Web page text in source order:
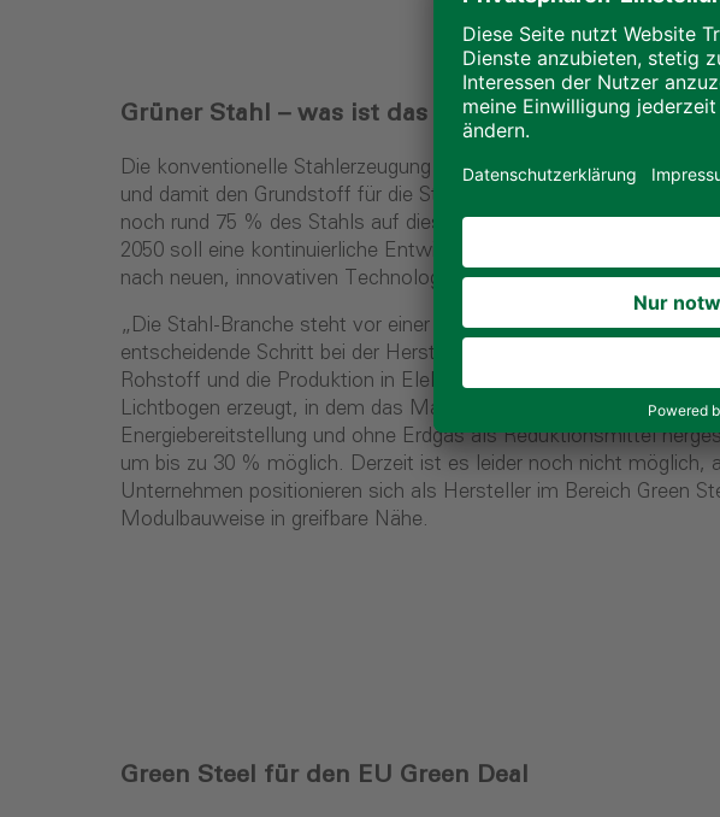
Grüner Stahl – was ist das überhaupt?
Die konventionelle Stahlerzeugung gilt als problematisch, da
und damit den Grundstoff für die Stahlproduktion zu erhalten.
noch rund 75 % des Stahls auf diese Weise hergestellt. Mit den
2050 soll eine kontinuierliche Entwicklung hin zu 100 % Grünem
nach neuen, innovativen Technologien um, um den Stahlkunden
„Die Stahl-Branche steht vor einer Revolution“, berichten die
entscheidende Schritt bei der Herstellung von grünem Stahl ist
Rohstoff und die Produktion in Elektrolichtbogenöfen anstelle
Lichtbogen erzeugt, in dem das Material mit deutlich geringerem
Energiebereitstellung und ohne Erdgas als Reduktionsmittel
um bis zu 30 % möglich. Derzeit ist es leider noch nicht möglich,
Unternehmen positionieren sich als Hersteller im Bereich Green
Modulbauweise in greifbare Nähe.
Green Steel für den EU Green Deal